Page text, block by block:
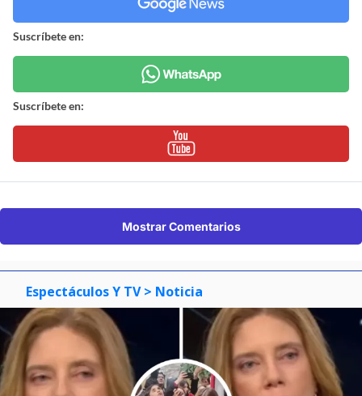
Suscríbete en:
Suscríbete en:
Mostrar Comentarios
Espectáculos Y TV > Noticia